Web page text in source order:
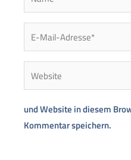
Adresse*
und Website in diesem
Kommentar speichern.